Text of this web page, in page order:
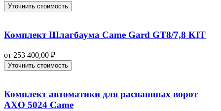
Уточнить стоимость
Комплект Шлагбаума Came Gard GT8/7,8 KIT
от 253 400,00 ₽
Уточнить стоимость
Комплект автоматики для распашных ворот
AXO 5024 Came